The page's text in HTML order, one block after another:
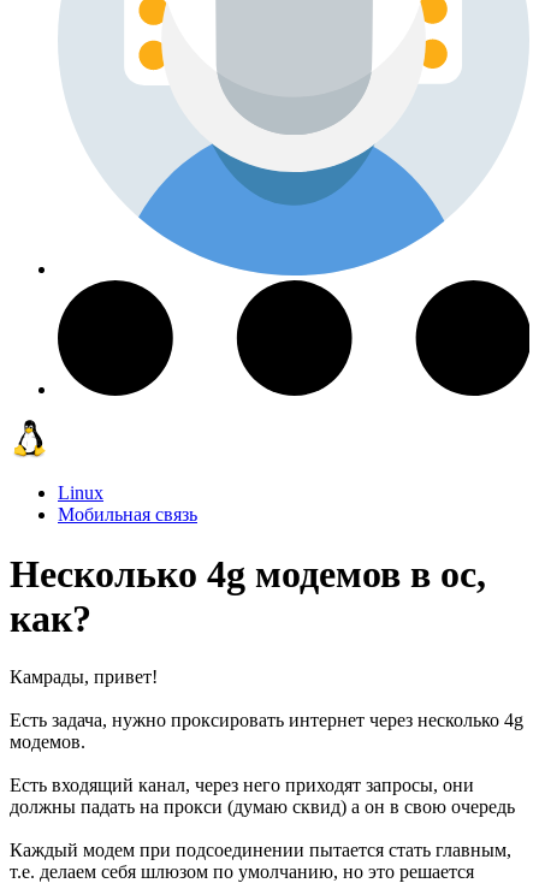
Linux
Мобильная связь
Несколько 4g модемов в ос,
как?
Камрады, привет!
Есть задача, нужно проксировать интернет через несколько 4g
модемов.
Есть входящий канал, через него приходят запросы, они
должны падать на прокси (думаю сквид) а он в свою очередь
Каждый модем при подсоединении пытается стать главным,
т.е. делаем себя шлюзом по умолчанию, но это решается